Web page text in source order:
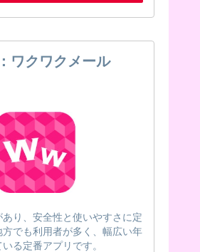
ワクワクメール
り、安全性と使いやすさに定
でも利用者が多く、幅広い年
る定番アプリです。